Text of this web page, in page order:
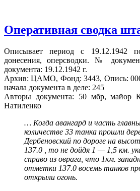
Оперативная сводка
Описывает период с 19.12.1942
донесения, оперсводки. №
документа: 19.12.1942 г.
Архив: ЦАМО, Фонд: 3443, Опись:
начала документа в деле: 245
Авторы документа: 50 мбр, майор
Натиленко
… Когда авангард и часть
количестве 33 танка прошли
Дербеновский по дороге на
137.0 , то не дойдя 1 — 1,5 км.
справо из оврага, что 1км.
отметки 137.0 восемь танков
открыли огонь.